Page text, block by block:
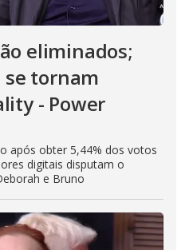
eliminados;
tornam
- Power
após obter 5,44% dos votos
digitais disputam o
e Bruno